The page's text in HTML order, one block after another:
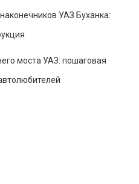
УАЗ Буханка:
моста УАЗ: пошаговая